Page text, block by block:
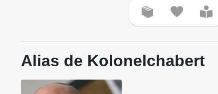
Alias de Kolonelchabert